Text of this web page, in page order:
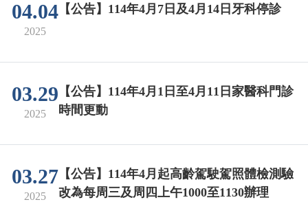
04.04
2025
【公告】114年4月7日及4月14日牙科停診
03.29
2025
【公告】114年4月1日至4月11日家醫科門診
時間更動
03.27
2025
【公告】114年4月起高齡駕駛駕照體檢測驗
改為每周三及周四上午1000至1130辦理